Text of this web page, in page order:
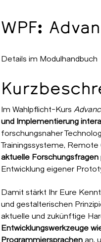
WPF:
Details im Modulhandbuch
Im Wahlpflicht-Kurs
und Implementierung
forschungsnaher
Trainingssysteme, Remote
aktuelle Forschungsfragen
Entwicklung eigener
Damit stärkt Ihr Eure
und gestalterischen
aktuelle und zukünftige
Entwicklungswerkzeuge
Programmiersprachenan,